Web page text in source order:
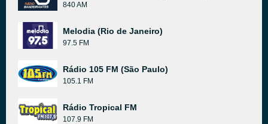
840 AM
Melodia (Rio de Janeiro)
97.5 FM
Rádio 105 FM (São Paulo)
105.1 FM
Rádio Tropical FM
107.9 FM